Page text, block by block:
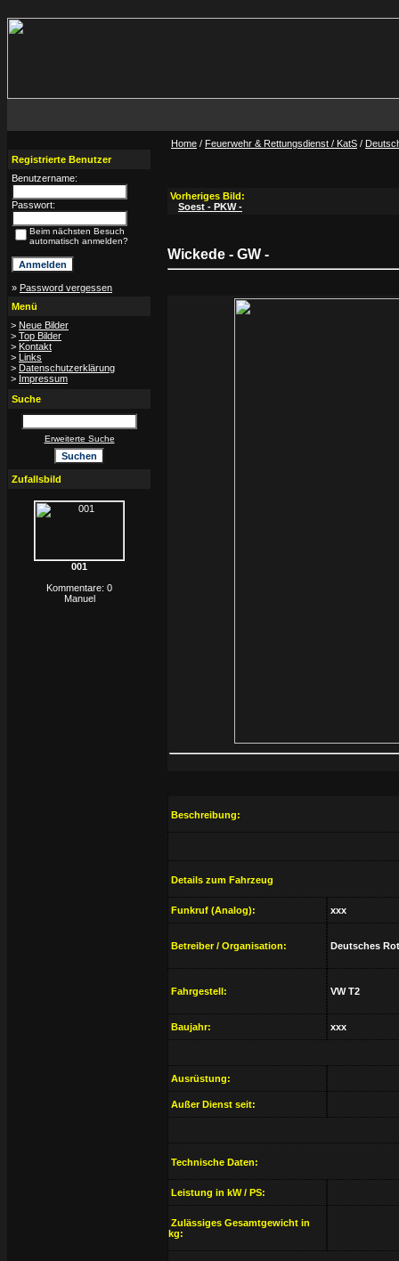
Registrierte Benutzer
Benutzername:
Passwort:
Beim nächsten Besuch
automatisch anmelden?
» Password vergessen
Menü
> Neue Bilder
> Top Bilder
> Kontakt
> Links
> Datenschutzerklärung
> Impressum
Suche
Erweiterte Suche
Zufallsbild
001
Kommentare: 0
Manuel
Home / Feuerwehr & Rettungsdienst / KatS /
Vorheriges Bild:
Soest - PKW -
Wickede - GW -
Beschreibung:
Details zum Fahrzeug
Funkruf (Analog): xxx
Betreiber / Organisation: Deutsches
Fahrgestell: VW T2
Baujahr: xxx
Ausrüstung:
Außer Dienst seit:
Technische Daten:
Leistung in kW / PS:
Zulässiges Gesamtgewicht in
kg: